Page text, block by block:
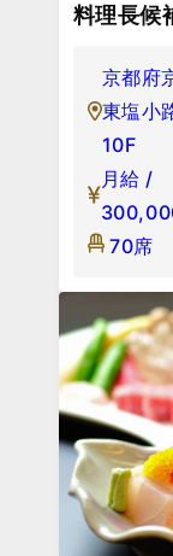
料理長候
京都府
東塩小
10F
月給 /
70席